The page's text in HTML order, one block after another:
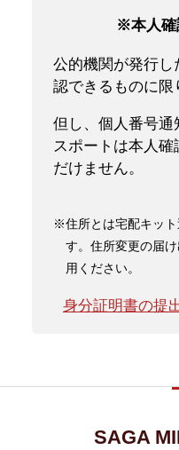
※本人確
公的機関が発行し
認できるものに限
但し、個人番号
スポートは本人確
だけません。
※住所とは宅配キット
す。住所変更の届
用ください。
身分証明書の提
SAGA